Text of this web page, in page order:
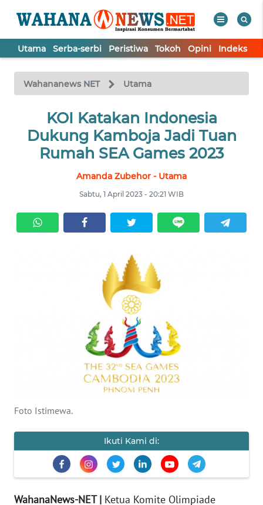
Utama Serba-serbi Peristiwa Tokoh Opini Indeks
Wahananews NET Utama
KOI Katakan Indonesia
Dukung Kamboja Jadi Tuan
Rumah SEA Games 2023
Amanda Zubehor - Utama
Sabtu, 1 April 2023 - 20:21 WIB
Foto Istimewa.
Ikuti Kami di:
WahanaNews-NET | Ketua Komite Olimpiade
TV
Tutup
SERBA-
SERBI
TOKOH
IKLAN
TENTANG